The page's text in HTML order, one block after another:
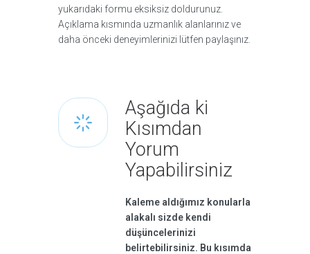
yukarıdaki formu eksiksiz doldurunuz.
Açıklama kısmında uzmanlık alanlarınız ve
daha önceki deneyimlerinizi lütfen paylaşınız.
Aşağıda ki
Kısımdan
Yorum
Yapabilirsiniz
Kaleme aldığımız konularla
alakalı sizde kendi
düşüncelerinizi
belirtebilirsiniz. Bu kısımda